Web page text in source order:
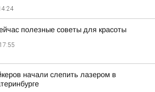
полезные советы для красоты
17:55
начали слепить лазером в